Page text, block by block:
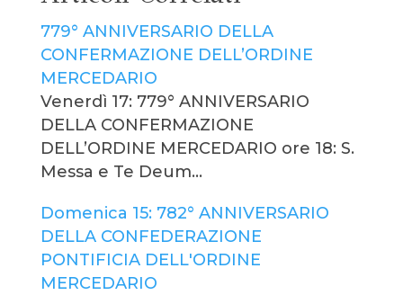
779° ANNIVERSARIO DELLA
CONFERMAZIONE DELL’ORDINE
MERCEDARIO
Venerdì 17: 779° ANNIVERSARIO
DELLA CONFERMAZIONE
DELL’ORDINE MERCEDARIO ore 18: S.
Messa e Te Deum…
Domenica 15: 782° ANNIVERSARIO
DELLA CONFEDERAZIONE
PONTIFICIA DELL'ORDINE
MERCEDARIO